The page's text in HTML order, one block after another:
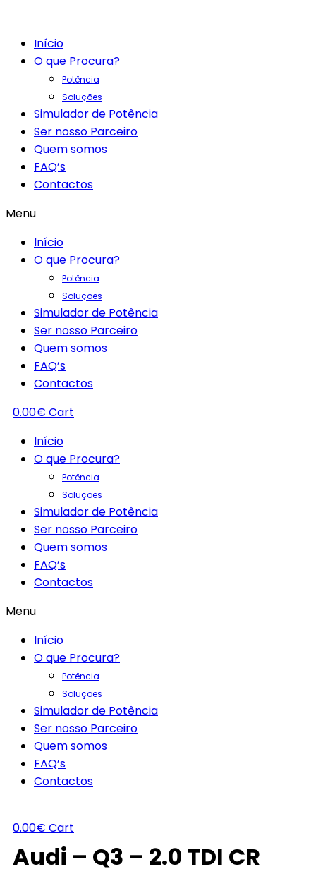
Início
O que Procura?
Potência
Soluções
Simulador de Potência
Ser nosso Parceiro
Quem somos
FAQ’s
Contactos
Menu
Início
O que Procura?
Potência
Soluções
Simulador de Potência
Ser nosso Parceiro
Quem somos
FAQ’s
Contactos
0.00€ Cart
Início
O que Procura?
Potência
Soluções
Simulador de Potência
Ser nosso Parceiro
Quem somos
FAQ’s
Contactos
Menu
Início
O que Procura?
Potência
Soluções
Simulador de Potência
Ser nosso Parceiro
Quem somos
FAQ’s
Contactos
0.00€ Cart
Audi – Q3 – 2.0 TDI CR